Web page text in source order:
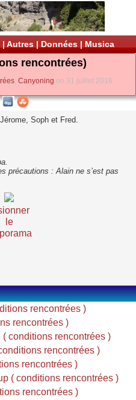
| Autres | Données | Musica
rencontrées)
, Canyoning on 31 juillet 2016
Soph et Fred.
précautions : Alain ne s’est pas
le
rencontrées )
rencontrées )
conditions rencontrées )
rencontrées )
rencontrées )
( conditions rencontrées )
rencontrées )